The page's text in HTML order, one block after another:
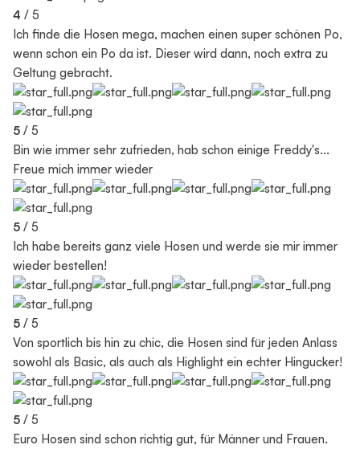
4 / 5
Ich finde die Hosen mega, machen einen super schönen Po,
wenn schon ein Po da ist. Dieser wird dann, noch extra zu
Geltung gebracht.
5 / 5
Bin wie immer sehr zufrieden, hab schon einige Freddy's...
Freue mich immer wieder
5 / 5
Ich habe bereits ganz viele Hosen und werde sie mir immer
wieder bestellen!
5 / 5
Von sportlich bis hin zu chic, die Hosen sind für jeden Anlass
sowohl als Basic, als auch als Highlight ein echter Hingucker!
5 / 5
Euro Hosen sind schon richtig gut, für Männer und Frauen.